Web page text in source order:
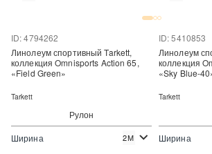
Рулон
ID: 4794262
Линолеум спортивный Tarkett,
коллекция Omnisports Action 65,
«Field Green»
Tarkett
Ширина 2М
ID: 5410853
Линолеум
коллекция
«Sky Blue-
Tarkett
Ширина